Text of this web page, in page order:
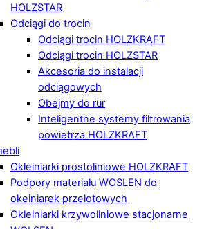
HOLZSTAR
Odciągi do trocin
Odciągi trocin HOLZKRAFT
Odciągi trocin HOLZSTAR
Akcesoria do instalacji
odciągowych
Obejmy do rur
Inteligentne systemy filtrowania
powietrza HOLZKRAFT
Okleiniarki prostoliniowe HOLZKRAFT
Podpory materiału WOSLEN do
okeiniarek przelotowych
Okleiniarki krzywoliniowe stacjonarne